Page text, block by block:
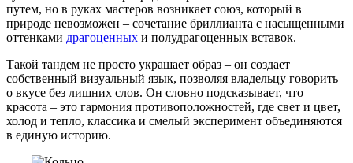
путем, но в руках мастеров возникает союз, который в
природе невозможен – сочетание бриллианта с насыщенными
оттенками драгоценных и полудрагоценных вставок.
Такой тандем не просто украшает образ – он создает
собственный визуальный язык, позволяя владельцу говорить
о вкусе без лишних слов. Он словно подсказывает, что
красота – это гармония противоположностей, где свет и цвет,
холод и тепло, классика и смелый эксперимент объединяются
в единую историю.